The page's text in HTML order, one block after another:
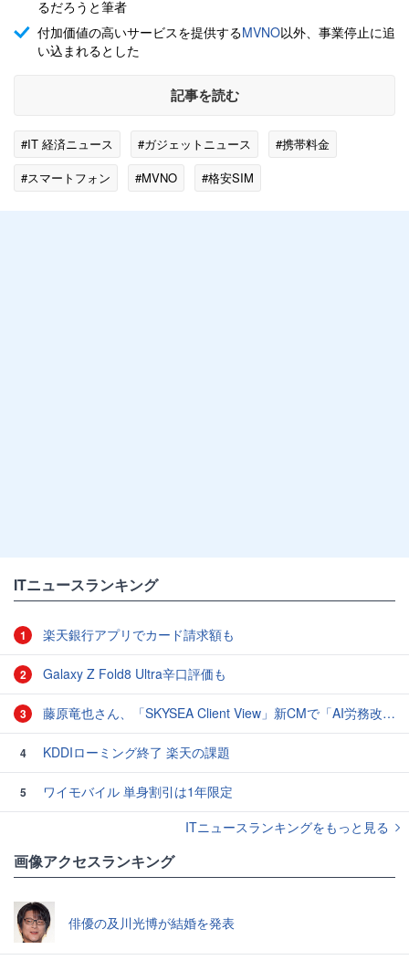
るだろうと筆者
付加価値の高いサービスを提供するMVNO以外、事業停止に追
い込まれるとした
記事を読む
#IT 経済ニュース #ガジェットニュース
#携帯料金
#スマートフォン
#MVNO #格安SIM
ITニュースランキング
1 楽天銀行アプリでカード請求額も
2 Galaxy Z Fold8 Ultra辛口評価も
3 藤原竜也さん、「SKYSEA Client View」新CMで「AI労務改善」をアピール 働き方をAIが分析したら「すぐに休んで」と言われる？
4 KDDIローミング終了 楽天の課題
5
ワイモバイル 単身割引は1年限定
ITニュースランキングをもっと見る
画像アクセスランキング
俳優の及川光博が結婚を発表